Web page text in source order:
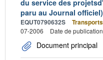
du service des
paru au Journal officiel)
EQUT0790632S Transports
07-2006
Date de
Document principal